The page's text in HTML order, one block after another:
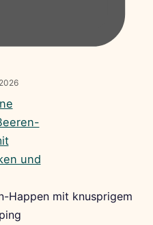
Happen mit knusprigem